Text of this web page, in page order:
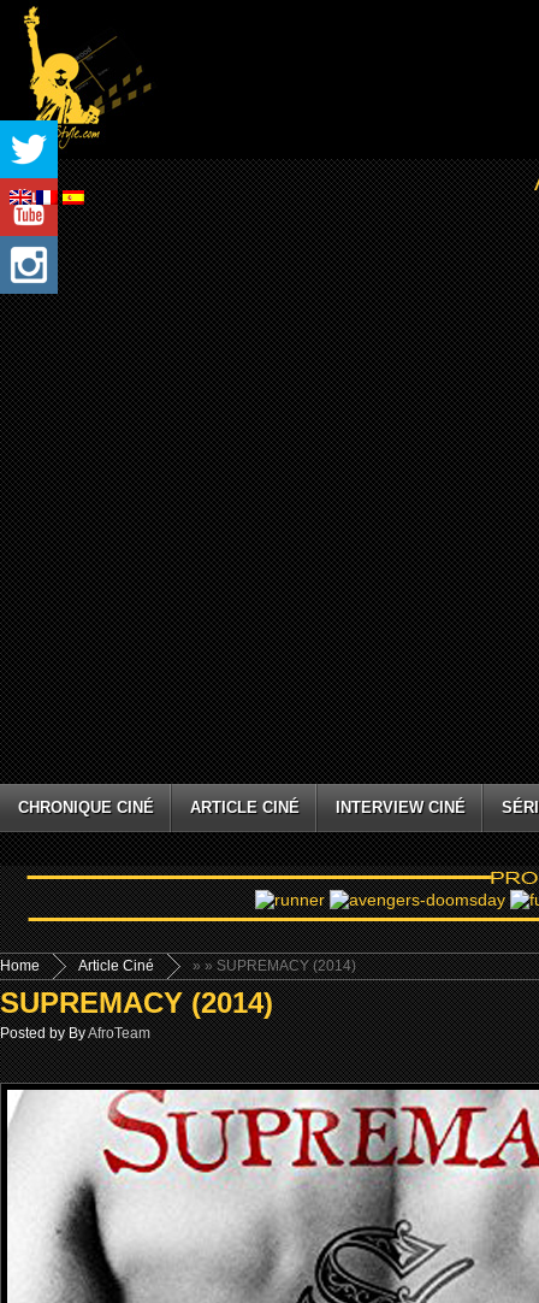
CHRONIQUE CINÉ ARTICLE CINÉ INTERVIEW CINÉ
Home »
Article Ciné » SUPREMACY (2014)
SUPREMACY (2014)
Posted by ByAfroTeam